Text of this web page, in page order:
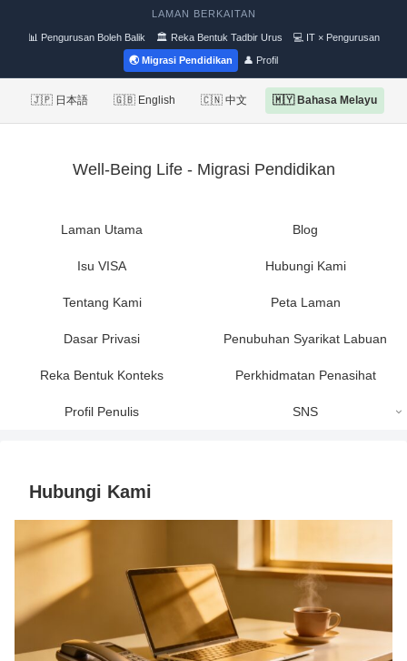
LAMAN BERKAITAN
📊 Pengurusan Boleh Balik 🏛 Reka Bentuk Tadbir Urus 💻 IT × Pengurusan
🌏 Migrasi Pendidikan 👤 Profil
🇯🇵 日本語 🇬🇧 English 🇨🇳 中文 🇲🇾 Bahasa Melayu
Well-Being Life - Migrasi Pendidikan
Laman Utama Blog
Isu VISA Hubungi Kami
Tentang Kami Peta Laman
Dasar Privasi Penubuhan Syarikat Labuan
Reka Bentuk Konteks Perkhidmatan Penasihat
Profil Penulis SNS
Hubungi Kami